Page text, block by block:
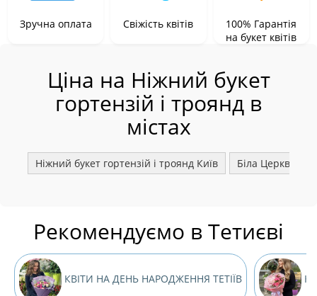
Зручна оплата Свіжість квітів
100% Гарантія
на букет квітів
Ціна на Ніжний букет
гортензій і троянд в
містах
Ніжний букет гортензій і троянд Київ Біла Церква
Рекомендуємо в Тетиєві
КВІТИ НА ДЕНЬ НАРОДЖЕННЯ ТЕТІЇВ